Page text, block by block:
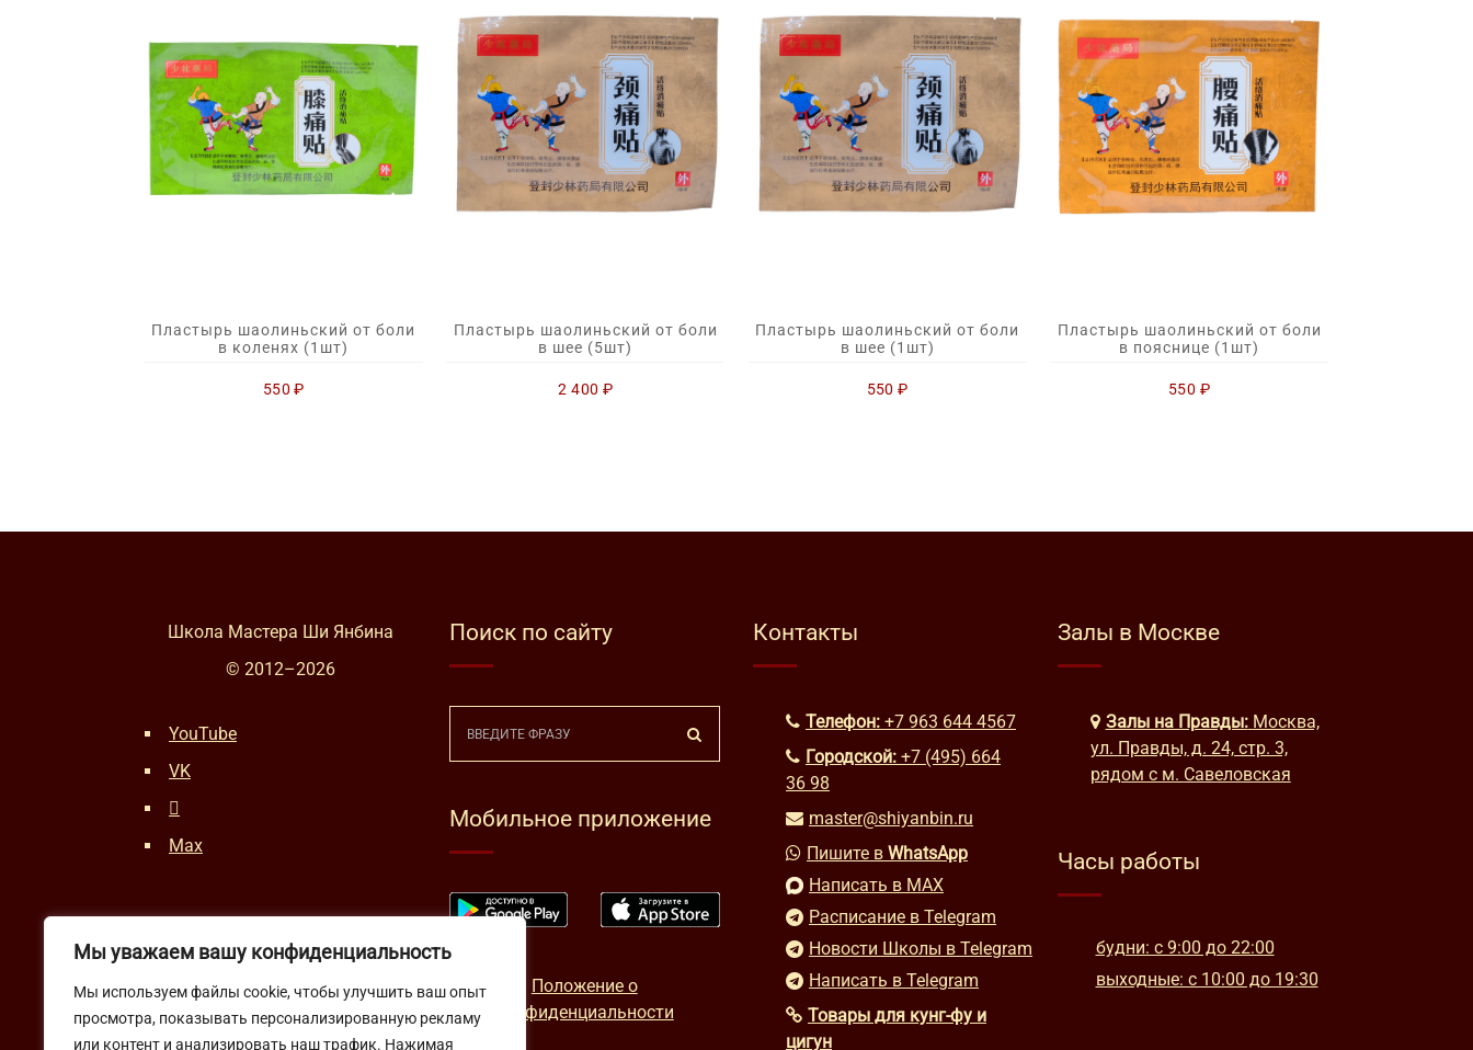
Мы уважаем вашу конфиденциальность
Мы используем файлы cookie, чтобы улучшить ваш опыт
просмотра, показывать персонализированную рекламу
или контент и анализировать наш трафик. Нажимая
Пластырь шаолиньский от боли
в коленях (1шт)
550₽
Пластырь шаолиньский от боли
в шее (5шт)
2 400 ₽
Пластырь шаолиньский от боли
в шее (1шт)
550₽
Пластырь шаолиньский от боли
в пояснице (1шт)
550 ₽
Школа Мастера Ши Янбина
© 2012–2026
YouTube
VK
Max
Поиск по сайту
Мобильное приложение
Положение о
конфиденциальности
Контакты
Телефон: +7 963 644 4567
Городской: +7 (495) 664
36 98
master@shiyanbin.ru
Пишите в WhatsApp
Написать в MAX
Расписание в Telegram
Новости Школы в Telegram
Написать в Telegram
Товары для кунг-фу и
цигун
Залы в Москве
Залы на Правды: Москва,
ул. Правды, д. 24, стр. 3,
рядом с м. Савеловская
Часы работы
будни: с 9:00 до 22:00
выходные: с 10:00 до 19:30